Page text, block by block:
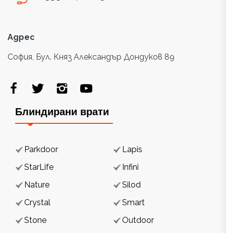
Адрес
София, Бул. Княз Александър Дондуков 89
Блиндирани врати
Parkdoor
Lapis
StarLife
Infini
Nature
Silod
Crystal
Smart
Stone
Outdoor